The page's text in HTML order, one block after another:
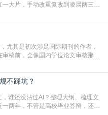
大片，手动改重复改到凌晨两三
草，选对工具，半天就能搞定你两
重，但如果你符合下面这些场景，
尤其是初次涉足国际期刊的作者，
稿前，会像国内学位论文审核那
内容的审查是严谨投稿流程中不可
大家介绍“投稿SCI有查重吗”。
S
不踩坑？
谁还没沾过AI？整理大纲、梳理文
两年，不管是高校毕业答辩，还是